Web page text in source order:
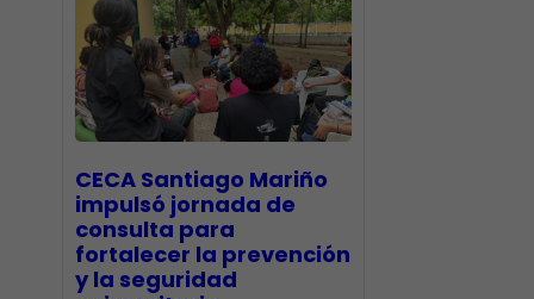
CECA Santiago Mariño
impulsó jornada de
consulta para
fortalecer la prevención
y la seguridad